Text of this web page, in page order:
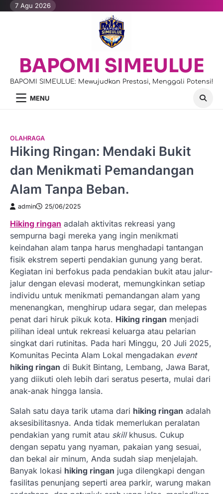
Skip7 Agu 2026
BAPOMI SIMEULUE
BAPOMI SIMEULUE: Mewujudkan Prestasi, Menggali Potensi!
MENU
OLAHRAGA
Hiking Ringan: Mendaki Bukit
dan Menikmati Pemandangan
Alam Tanpa Beban.
admin 25/06/2025
Hiking ringan adalah aktivitas rekreasi yang
sempurna bagi mereka yang ingin menikmati
keindahan alam tanpa harus menghadapi tantangan
fisik ekstrem seperti pendakian gunung yang berat.
Kegiatan ini berfokus pada pendakian bukit atau jalur-
jalur dengan elevasi moderat, memungkinkan setiap
individu untuk menikmati pemandangan alam yang
menenangkan, menghirup udara segar, dan melepas
penat dari hiruk pikuk kota. Hiking ringan menjadi
pilihan ideal untuk rekreasi keluarga atau pelarian
singkat dari rutinitas. Pada hari Minggu, 20 Juli 2025,
Komunitas Pecinta Alam Lokal mengadakan event
hiking ringan di Bukit Bintang, Lembang, Jawa Barat,
yang diikuti oleh lebih dari seratus peserta, mulai dari
anak-anak hingga lansia.
Salah satu daya tarik utama dari hiking ringan adalah
aksesibilitasnya. Anda tidak memerlukan peralatan
pendakian yang rumit atau skillkhusus. Cukup
dengan sepatu yang nyaman, pakaian yang sesuai,
dan bekal air minum, Anda sudah siap menjelajah.
Banyak lokasi hiking ringan juga dilengkapi dengan
fasilitas penunjang seperti area parkir, warung makan